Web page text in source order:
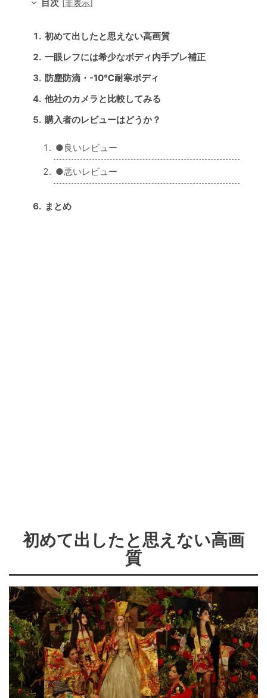
目次 [非表示]
初めて出したと思えない高画質
一眼レフには希少なボディ内手ブレ補正
防塵防滴・-10℃耐寒ボディ
他社のカメラと比較してみる
購入者のレビューはどうか？
●良いレビュー
●悪いレビュー
まとめ
初めて出したと思えない高画
質